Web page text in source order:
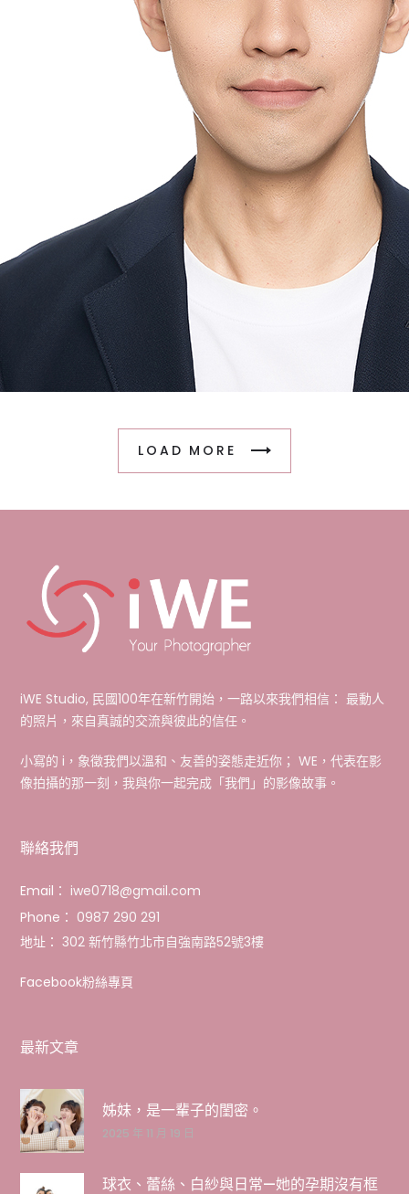
LOAD MORE
iWE Studio, 民國100年在新竹開始，一路以來我們相信： 最動人
的照片，來自真誠的交流與彼此的信任。
小寫的 i，象徵我們以溫和、友善的姿態走近你； WE，代表在影
像拍攝的那一刻，我與你一起完成「我們」的影像故事。
聯絡我們
Email： iwe0718@gmail.com
Phone： 0987 290 291
地址： 302 新竹縣竹北市自強南路52號3樓
Facebook粉絲專頁
最新文章
2025 年 11 月 19 日
姊妹，是一輩子的閨密。
球衣、蕾絲、白紗與日常—她的孕期沒有框